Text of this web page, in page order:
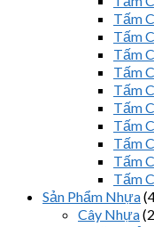
Tấm
Tấm
Tấm
Tấm
Tấm
Tấm
Tấm
Tấm
Tấm
Tấm
Sản Phẩm Nhựa
Cây Nhựa